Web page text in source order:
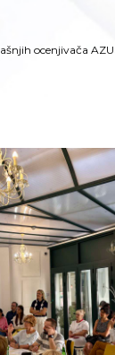
ocenjivača